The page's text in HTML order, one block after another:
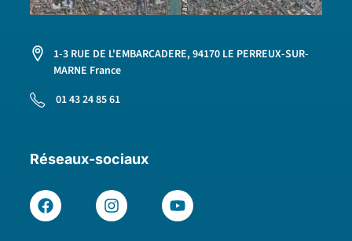
1-3 RUE DE L'EMBARCADERE, 94170 LE PERREUX-SUR-
MARNE France
01 43 24 85 61
Réseaux-sociaux